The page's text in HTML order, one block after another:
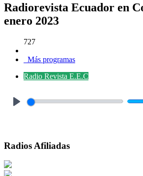
Radiorevista Ecuador en
enero 2023
727
Más programas
Radio Revista E.E.C
Radios Afiliadas